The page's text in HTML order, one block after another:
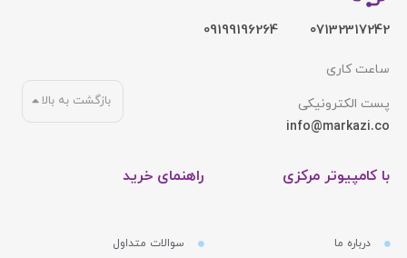
07132317242
09199196264
ساعت کاری
پست الکترونیکی
info@markazi.co
با کامپیوتر مرکزی
درباره ما
راهنمای خرید
سوالات متداول
بازگشت به بالا